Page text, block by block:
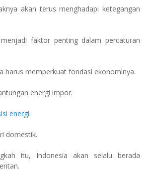
akan terus menghadapi ketegangan
faktor penting dalam percaturan
harus memperkuat fondasi ekonominya.
energi impor.
energi.
domestik.
itu, Indonesia akan selalu berada